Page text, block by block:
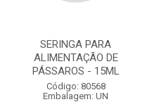
SERINGA PARA
ALIMENTAÇÃO DE
PÁSSAROS - 15ML
Código: 80568
Embalagem: UN